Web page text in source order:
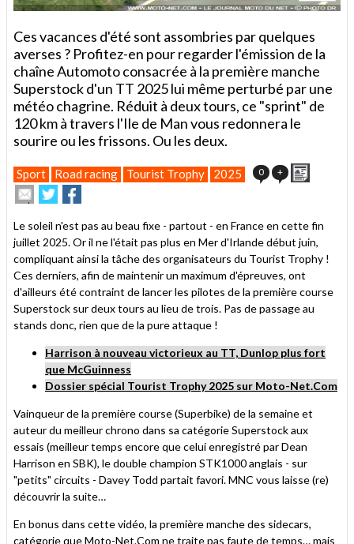
Ces vacances d'été sont assombries par quelques
averses ? Profitez-en pour regarder l'émission de la
chaîne Automoto consacrée à la première manche
Superstock d'un TT 2025 lui même perturbé par une
météo chagrine. Réduit à deux tours, ce "sprint" de
120 km à travers l'Ile de Man vous redonnera le
sourire ou les frissons. Ou les deux.
Sport Road racing Tourist Trophy 2025 0 +
Envoyer
cet
à
un
ami
Partager
sur
sur
Le soleil n'est pas au beau fixe - partout - en France en cette fin
juillet 2025. Or il ne l'était pas plus en Mer d'Irlande début juin,
compliquant ainsi la tâche des organisateurs du Tourist Trophy !
Ces derniers, afin de maintenir un maximum d'épreuves, ont
d'ailleurs été contraint de lancer les pilotes de la première course
Superstock sur deux tours au lieu de trois. Pas de passage au
stands donc, rien que de la pure attaque !
Harrison à nouveau victorieux au TT, Dunlop plus fort
que McGuinness
Dossier spécial Tourist Trophy 2025 sur Moto-Net.Com
Vainqueur de la première course (Superbike) de la semaine et
auteur du meilleur chrono dans sa catégorie Superstock aux
essais (meilleur temps encore que celui enregistré par Dean
Harrison en SBK), le double champion STK1000 anglais - sur
"petits" circuits - Davey Todd partait favori. MNC vous laisse (re)
découvrir la suite…
En bonus dans cette vidéo, la première manche des sidecars,
catégorie que Moto-Net.Com ne traite pas faute de temps… mais